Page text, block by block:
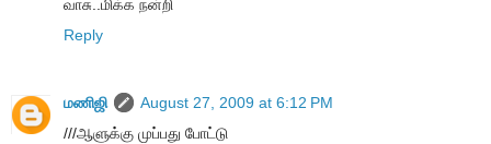
வாசு..மிக்க நன்றி
Reply
மணிஜி
August 27, 2009 at 6:12 PM
///ஆளுக்கு முப்பது போட்டு